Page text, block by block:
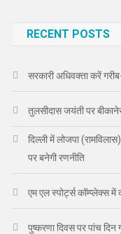
RECENT POSTS
सरकारी अधिवक्ता करें
तुलसीदास जयंती पर
दिल्ली में लोजपा
पर बनेगी रणनीति
एम एल स्पोर्ट्स कॉम्प्लेक्स में
पुष्करणा दिवस पर पांच